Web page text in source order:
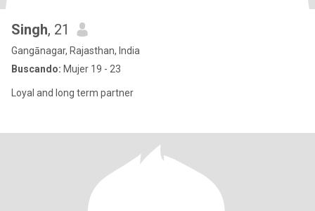
Singh, 21
Gangānagar, Rajasthan, India
Buscando: Mujer 19 - 23
Loyal and long term partner